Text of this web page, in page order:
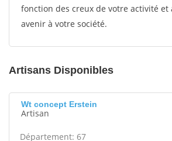
fonction des creux de votre activité et
avenir à votre société.
Artisans Disponibles
Wt concept Erstein
Artisan
Département: 67